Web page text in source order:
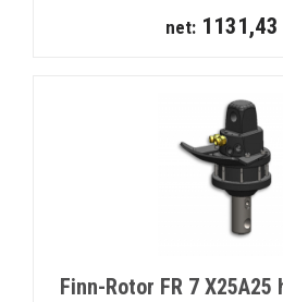
net: 1131,43
Finn-Rotor FR 7